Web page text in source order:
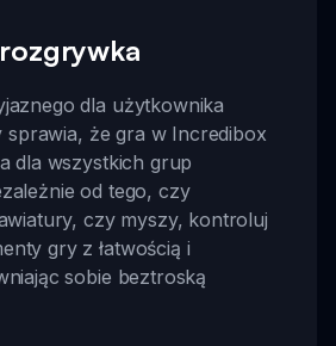
dla użytkownika
że gra w Incredibox
dla wszystkich grup
od tego, czy
czy myszy, kontroluj
gry z łatwością i
sobie beztroską